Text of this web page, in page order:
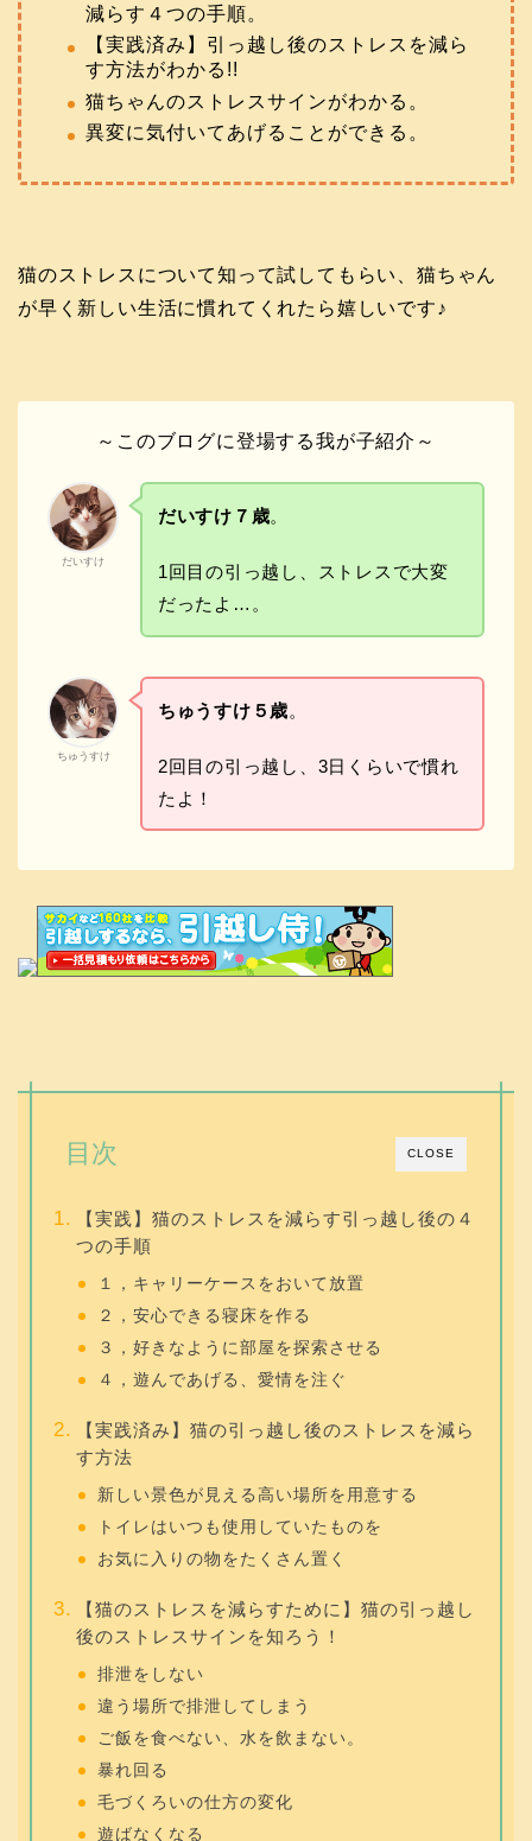
減らす４つの手順。
【実践済み】引っ越し後のストレスを減ら
す方法がわかる!!
猫ちゃんのストレスサインがわかる。
異変に気付いてあげることができる。
猫のストレスについて知って試してもらい、猫ちゃん
が早く新しい生活に慣れてくれたら嬉しいです♪
～このブログに登場する我が子紹介～
だいすけ
だいすけ７歳。
1回目の引っ越し、ストレスで大変
だったよ…。
ちゅうすけ
ちゅうすけ５歳。
2回目の引っ越し、3日くらいで慣れ
たよ！
CLOSE
目次
【実践】猫のストレスを減らす引っ越し後の４
つの手順
１，キャリーケースをおいて放置
２，安心できる寝床を作る
３，好きなように部屋を探索させる
４，遊んであげる、愛情を注ぐ
【実践済み】猫の引っ越し後のストレスを減ら
す方法
新しい景色が見える高い場所を用意する
トイレはいつも使用していたものを
お気に入りの物をたくさん置く
【猫のストレスを減らすために】猫の引っ越し
後のストレスサインを知ろう！
排泄をしない
違う場所で排泄してしまう
ご飯を食べない、水を飲まない。
暴れ回る
毛づくろいの仕方の変化
遊ばなくなる